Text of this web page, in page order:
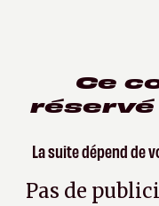
Ce
réservé
La suite dépend de
Pas de